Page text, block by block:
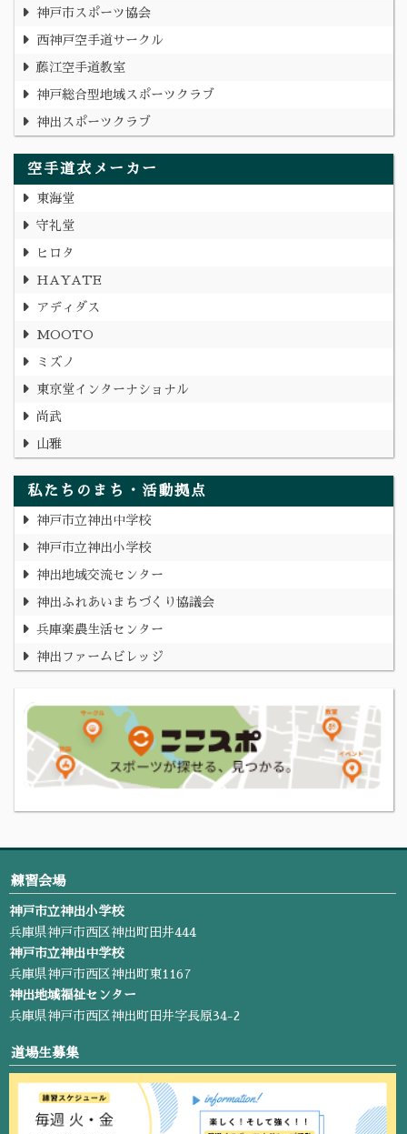
神戸市スポーツ協会
西神戸空手道サークル
藤江空手道教室
神戸総合型地域スポーツクラブ
神出スポーツクラブ
空手道衣メーカー
東海堂
守礼堂
ヒロタ
HAYATE
アディダス
MOOTO
ミズノ
東京堂インターナショナル
尚武
山雅
私たちのまち・活動拠点
神戸市立神出中学校
神戸市立神出小学校
神出地域交流センター
神出ふれあいまちづくり協議会
兵庫楽農生活センター
神出ファームビレッジ
練習会場
神戸市立神出小学校
兵庫県神戸市西区神出町田井444
神戸市立神出中学校
兵庫県神戸市西区神出町東1167
神出地域福祉センター
兵庫県神戸市西区神出町田井字長原34-2
道場生募集